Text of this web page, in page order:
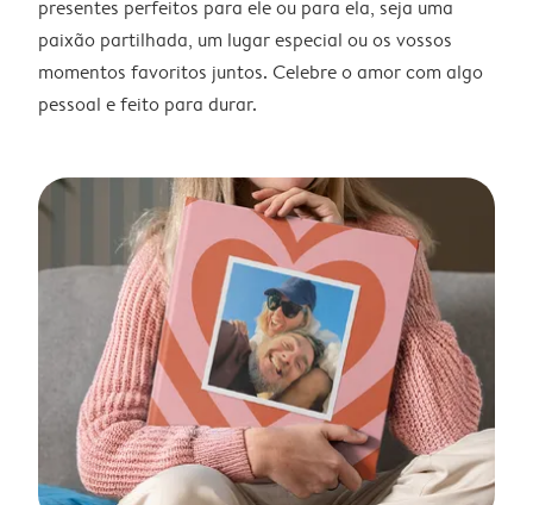
presentes perfeitos para ele ou para ela, seja uma
paixão partilhada, um lugar especial ou os vossos
momentos favoritos juntos. Celebre o amor com algo
pessoal e feito para durar.